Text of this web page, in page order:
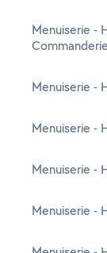
Menuiserie -
Commanderie
Menuiserie -
Menuiserie -
Menuiserie -
Menuiserie -